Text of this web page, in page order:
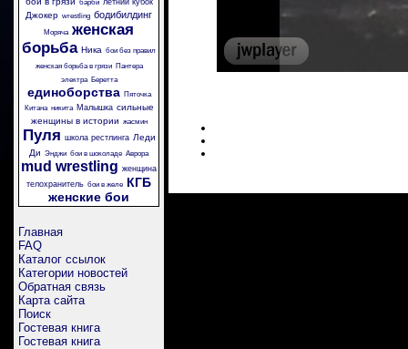
барби летний кубок
Джокер wrestling бодибилдинг
Моряча женская
борьба Ника бои без правил
женская борьба в грязи
Пантера
электра
Беретта
единоборства
Пяточка
Китана никита Малышка сильные
женщины в истории жасмин
Пуля школа рестлинга Леди
Ди Энджи бои в шоколаде Аврора
mud wrestling женщина
телохранитель бои в желе КГБ
женские бои
Главная
FAQ
Каталог ссылок
Категории новостей
Обратная связь
Карта сайта
Поиск
Гостевая книга
Гостевая книга